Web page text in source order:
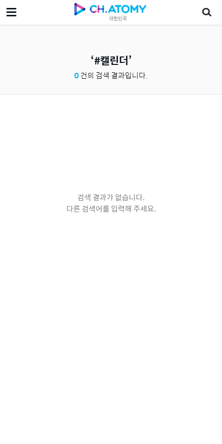
대한민국
#캘린더
0건의 검색 결과입니다.
검색 결과가 없습니다.
다른 검색어를 입력해 주세요.